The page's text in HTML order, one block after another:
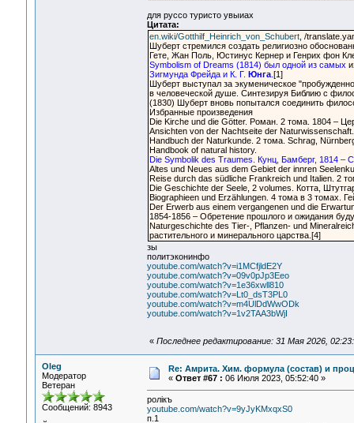
для руссо туристо увыиах
Цитата:
en.wiki/Gotthilf_Heinrich_von_Schubert, /
Шуберт стремился создать религиозно
Гете, Жан Поль, Юстинус Кернер и Генрих фон
Symbolism of Dreams (1814) был одной из самых
Зигмунда Фрейда и К. Г. Юнга. [1]
Шуберт выступал за экуменическое
в человеческой душе. Синтезируя Библию с
(1830) Шуберт вновь попытался соединить
Избранные произведения
Die Kirche und die Götter. Роман. 2 тома. 1804 –
Ansichten von der Nachtseite der
Handbuch der Naturkunde. 2 тома. Schrag,
Handbook of natural history.
Die Symbolik des Traumes. Кунц, Бамберг, 1814 –
Altes und Neues aus dem Gebiet der innren
Reise durch das südliche Frankreich und Italien. 2
Die Geschichte der Seele, 2 volumes. Котта,
Biographieen und Erzählungen. 4 тома в 3 томах.
Der Erwerb aus einem vergangenen und die
1854-1856 – Обретение прошлого и ожидания
Naturgeschichte des Tier-, Pflanzen- und
растительного и минерального царства.[4]
зы
политэконинфо
youtube.com/watch?v=i1MCfjldE2Y
youtube.com/watch?v=09v0pJp3Eeo
youtube.com/watch?v=1e36xwll810
youtube.com/watch?v=Lt0_dsT3PL0
youtube.com/watch?v=m4UlDdWwODk
youtube.com/watch?v=1v2TAA3bWjI
« Последнее редактирование: 31 Мая 2026,
Oleg
Модератор
Ветеран
Сообщений: 8943
Re: Амрита. Хим. формула (состав) и
« Ответ #67 : 06 Июля 2023, 05:52:40 »
ролiкъ
youtube.com/watch?v=9yJyKMxqxS0
п.1